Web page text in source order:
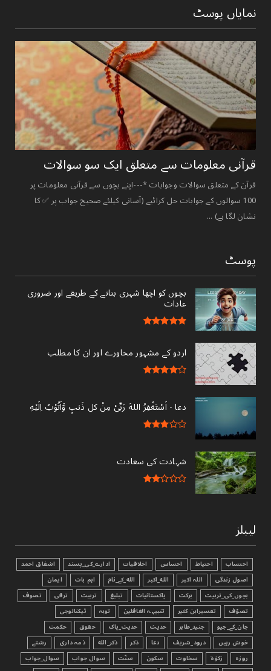
نمایاں پوسٹ
قرآنی ‏معلومات ‏سے ‏متعلق ‏ایک ‏سو ‏سوالات ‏
قرآن کے متعلق سوالات وجوابات *---اپنے بچوں سے قرآنی معلومات پر
100 سوالوں کے جوابات حل کرائیے (آسانی کیلئے صحیح جواب پر ✅ کا
نشان لگا ہے) ...
پوسٹ
بچوں کو اچھا شہری بنانے کے طریقے اور ضروری
عادات
اردو کے مشہور محاورے اور ان کا مطلب
دعا - ‎اَسْتَغْفِرُ اللهَ رَبِّىْ مِنْ کل ذَنبٍ وَّاَتُوْبُ اِلَيْهِ
شہادت کی سعادت
لیبلز
احتساب احتیاط احساس اخلاقیات ادارے_کی_پسند
اشفاق احمد
اصول زندگی
اللہ اکبر الله_اکبر الله_کے_نام اہم بات
ایمان
بچوں_کی_تربیت
برکت پاکستانیات تبليغ تربیت ترقی
تصوف
تصوّف
تفسیرابن کثیر تنبیہہ الغافلین توبہ
ٹیکنالوجی
جان_کے_جیو
جنید_طاہر حدیث حدیث_پاک حقوق
حکمت
خوش رہیں
درود_شریف دعا ذکر ذکر_الله ذمہ داری
رشتے
روزہ
زکوٰۃ سخاوت سکون سنّت سوال جواب
سوال_جواب